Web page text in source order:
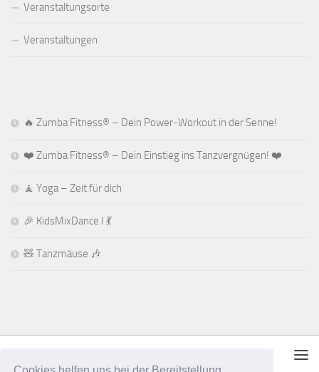
Veranstaltungsorte
Veranstaltungen
🔥 Zumba Fitness® – Dein Power-Workout in der Senne!
❤️ Zumba Fitness® – Dein Einstieg ins Tanzvergnügen! ❤️
🧘 Yoga – Zeit für dich
🎉 KidsMixDance I 💃
🧸 Tanzmäuse 🎶